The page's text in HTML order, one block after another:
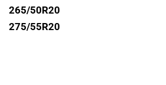
265/50R20
275/55R20